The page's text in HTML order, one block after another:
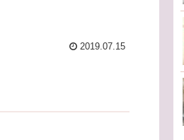
2019.07.15